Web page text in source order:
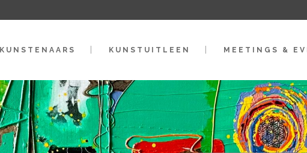
KUNSTENAARS KUNSTUITLEEN MEETINGS &